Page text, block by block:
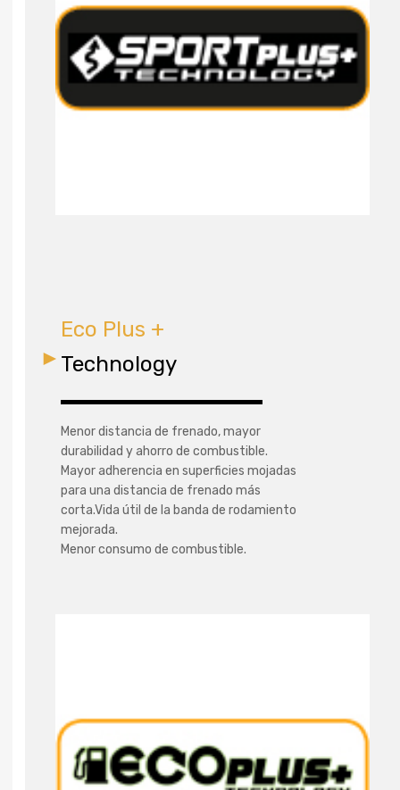
Eco Plus +
Technology
Menor distancia de frenado, mayor
durabilidad y ahorro de combustible.
Mayor adherencia en superficies mojadas
para una distancia de frenado más
corta.Vida útil de la banda de rodamiento
mejorada.
Menor consumo de combustible.